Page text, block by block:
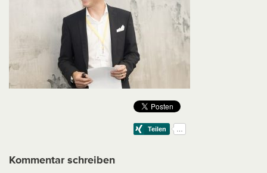
Kommentar schreiben